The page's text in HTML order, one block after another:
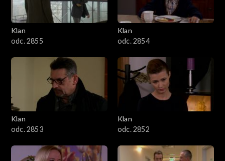
Klan
odc. 2855
Klan
odc. 2854
Klan
odc. 2853
Klan
odc. 2852